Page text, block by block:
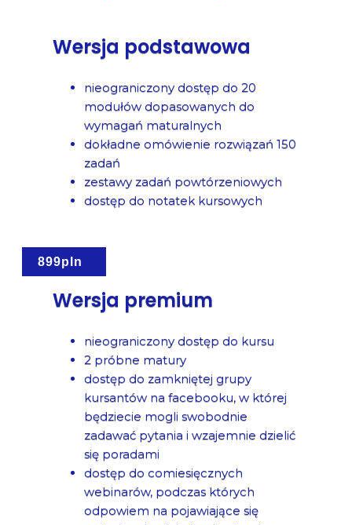
Wersja podstawowa
nieograniczony dostęp do 20
modułów dopasowanych do
wymagań maturalnych
dokładne omówienie rozwiązań 150
zadań
zestawy zadań powtórzeniowych
dostęp do notatek kursowych
899pln
Wersja premium
nieograniczony dostęp do kursu
2 próbne matury
dostęp do zamkniętej grupy
kursantów na facebooku, w której
będziecie mogli swobodnie
zadawać pytania i wzajemnie dzielić
się poradami
dostęp do comiesięcznych
webinarów, podczas których
odpowiem na pojawiające się